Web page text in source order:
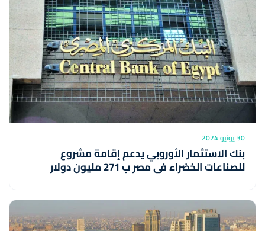
30 يونيو 2024
بنك الاستثمار الأوروبي يدعم إقامة مشروع
للصناعات الخضراء في مصر ب 271 مليون دولار